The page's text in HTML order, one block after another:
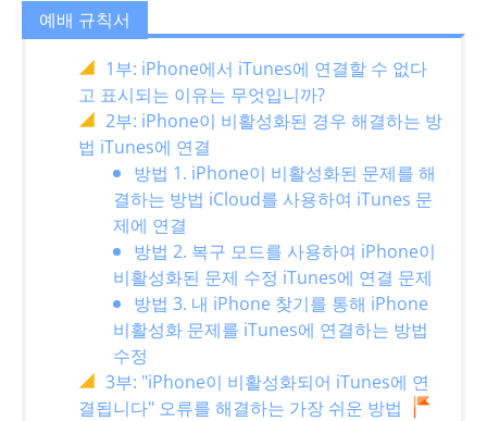
예배 규칙서
1부: iPhone에서 iTunes에 연결할 수 없다
고 표시되는 이유는 무엇입니까?
2부: iPhone이 비활성화된 경우 해결하는 방
법 iTunes에 연결
방법 1. iPhone이 비활성화된 문제를 해
결하는 방법 iCloud를 사용하여 iTunes 문
제에 연결
방법 2. 복구 모드를 사용하여 iPhone이
비활성화된 문제 수정 iTunes에 연결 문제
방법 3. 내 iPhone 찾기를 통해 iPhone
비활성화 문제를 iTunes에 연결하는 방법
수정
3부: "iPhone이 비활성화되어 iTunes에 연
결됩니다" 오류를 해결하는 가장 쉬운 방법